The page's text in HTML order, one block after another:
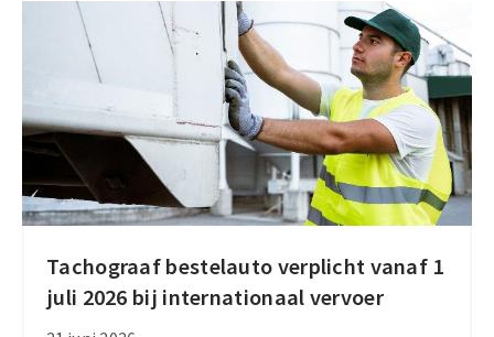
Tachograaf bestelauto verplicht vanaf 1
juli 2026 bij internationaal vervoer
Tachograaf
bestelauto
verplicht